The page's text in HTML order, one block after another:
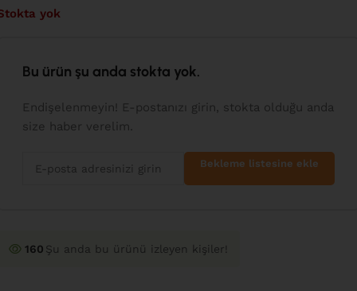
yok
Bu ürün şu anda stokta yok.
Endişelenmeyin! E-postanızı girin, stokta olduğu anda
size haber verelim.
Bekleme listesine ekle
160 Şu anda bu ürünü izleyen kişiler!